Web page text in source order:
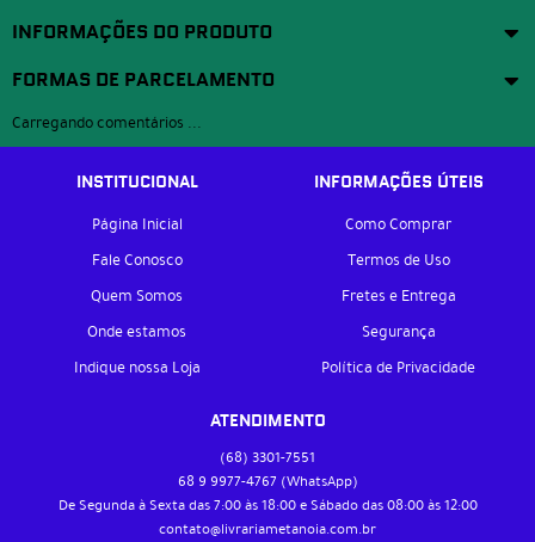
INFORMAÇÕES DO PRODUTO
FORMAS DE PARCELAMENTO
Carregando comentários ...
INSTITUCIONAL
Página Inicial
Fale Conosco
Quem Somos
Onde estamos
Indique nossa Loja
INFORMAÇÕES ÚTEIS
Como Comprar
Termos de Uso
Fretes e Entrega
Segurança
Política de Privacidade
ATENDIMENTO
(68) 3301-7551
68 9 9977-4767 (WhatsApp)
De Segunda à Sexta das 7:00 às 18:00 e Sábado das 08:00 às 12:00
contato@livrariametanoia.com.br